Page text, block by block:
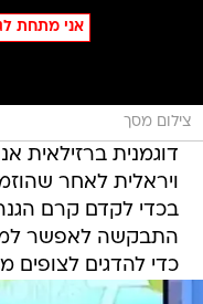
אני מתחת
צילום מסך
דוגמנית ברזילאית
ויראלית לאחר
בכדי לקדם קרם
התבקשה לאפשר
כדי להדגים לצופים